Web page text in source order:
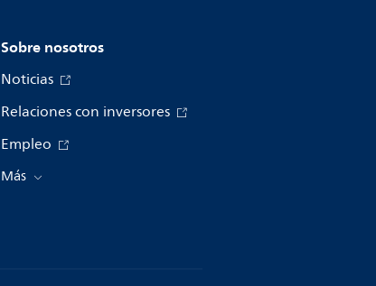
Sobre nosotros
Noticias
Relaciones con inversores
Empleo
Más